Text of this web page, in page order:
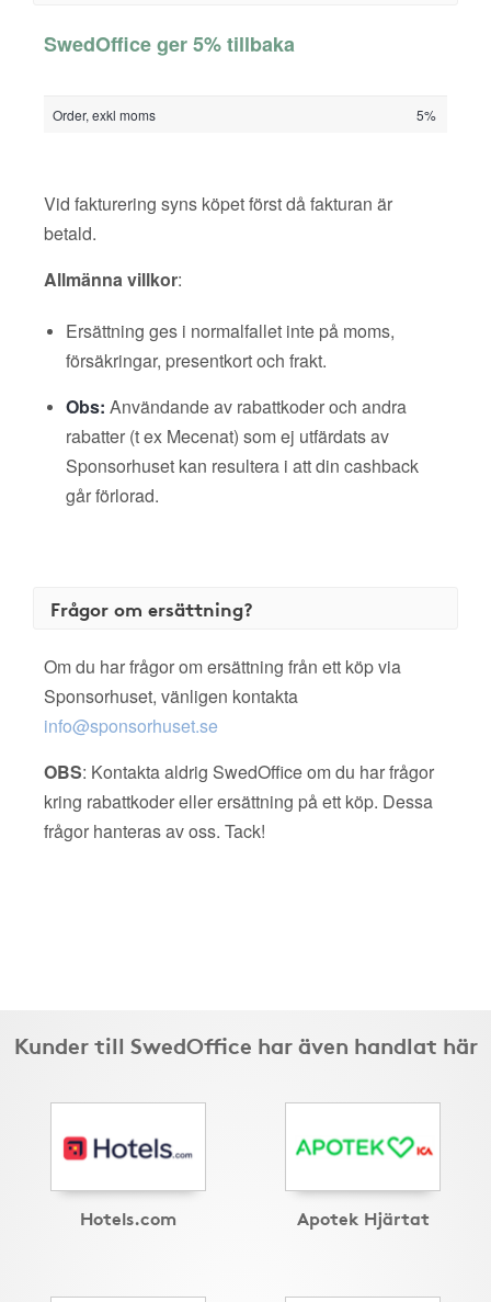
SwedOffice ger 5% tillbaka
Order, exkl moms 5%
Vid fakturering syns köpet först då fakturan är
betald.
Allmänna villkor:
Ersättning ges i normalfallet inte på moms,
försäkringar, presentkort och frakt.
Obs: Användande av rabattkoder och andra
rabatter (t ex Mecenat) som ej utfärdats av
Sponsorhuset kan resultera i att din cashback
går förlorad.
Frågor om ersättning?
Om du har frågor om ersättning från ett köp via
Sponsorhuset, vänligen kontakta
info@sponsorhuset.se
OBS: Kontakta aldrig SwedOffice om du har frågor
kring rabattkoder eller ersättning på ett köp. Dessa
frågor hanteras av oss. Tack!
Kunder till SwedOffice har även handlat här
Hotels.com Apotek Hjärtat